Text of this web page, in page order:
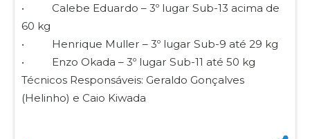
• Calebe Eduardo – 3º lugar Sub-13 acima de
60 kg
• Henrique Muller – 3º lugar Sub-9 até 29 kg
• Enzo Okada – 3º lugar Sub-11 até 50 kg
Técnicos Responsáveis: Geraldo Gonçalves
(Helinho) e Caio Kiwada